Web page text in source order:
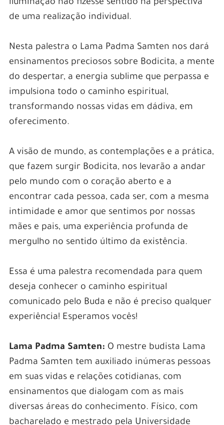
iluminação não fizesse sentido na perspectiva
de uma realização individual.
Nesta palestra o Lama Padma Samten nos dará
ensinamentos preciosos sobre Bodicita, a mente
do despertar, a energia sublime que perpassa e
impulsiona todo o caminho espiritual,
transformando nossas vidas em dádiva, em
oferecimento.
A visão de mundo, as contemplações e a prática,
que fazem surgir Bodicita, nos levarão a andar
pelo mundo com o coração aberto e a
encontrar cada pessoa, cada ser, com a mesma
intimidade e amor que sentimos por nossas
mães e pais, uma experiência profunda de
mergulho no sentido último da existência.
Essa é uma palestra recomendada para quem
deseja conhecer o caminho espiritual
comunicado pelo Buda e não é preciso qualquer
experiência! Esperamos vocês!
Lama Padma Samten: O mestre budista Lama
Padma Samten tem auxiliado inúmeras pessoas
em suas vidas e relações cotidianas, com
ensinamentos que dialogam com as mais
diversas áreas do conhecimento. Físico, com
bacharelado e mestrado pela Universidade